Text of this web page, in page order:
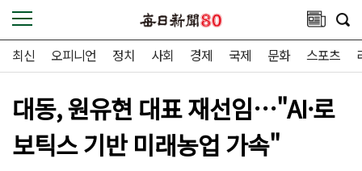
최신 오피니언 정치 사회 경제 국제 문화 스포츠
대동, 원유현 대표 재선임…"AI·로
보틱스 기반 미래농업 가속"